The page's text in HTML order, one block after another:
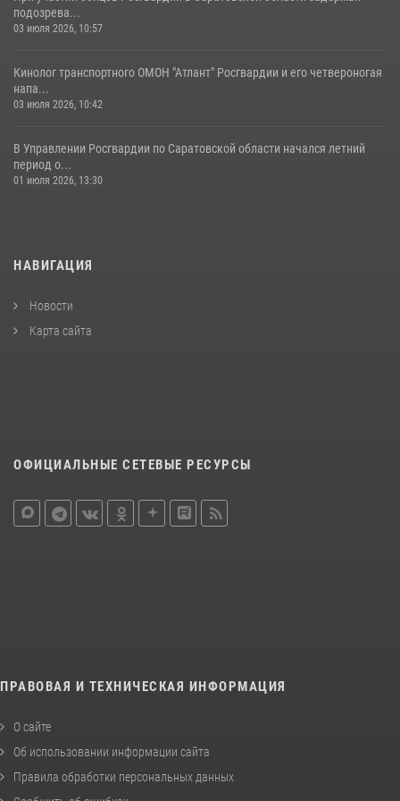
подозрева...
03 июля 2026, 10:57
Кинолог транспортного ОМОН "Атлант" Росгвардии и его четвероногая
напа...
03 июля 2026, 10:42
В Управлении Росгвардии по Саратовской области начался летний
период о...
01 июля 2026, 13:30
НАВИГАЦИЯ
Новости
Карта сайта
ОФИЦИАЛЬНЫЕ СЕТЕВЫЕ РЕСУРСЫ
ПРАВОВАЯ И ТЕХНИЧЕСКАЯ ИНФОРМАЦИЯ
О сайте
Об использовании информации сайта
Правила обработки персональных данных